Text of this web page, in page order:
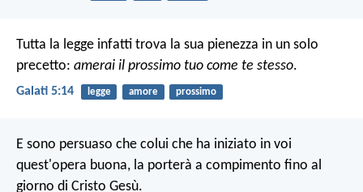
Tutta la legge infatti trova la sua pienezza in un solo
precetto: amerai il prossimo tuo come te stesso.
Galati 5:14 legge amore prossimo
E sono persuaso che colui che ha iniziato in voi
quest'opera buona, la porterà a compimento fino al
giorno di Cristo Gesù.